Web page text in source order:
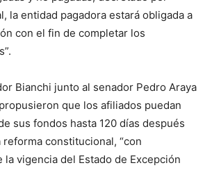
la entidad pagadora estará obligada a
con el fin de completar los
Bianchi junto al senador Pedro Araya
que los afiliados puedan
sus fondos hasta 120 días después
constitucional, “con
la vigencia del Estado de Excepción